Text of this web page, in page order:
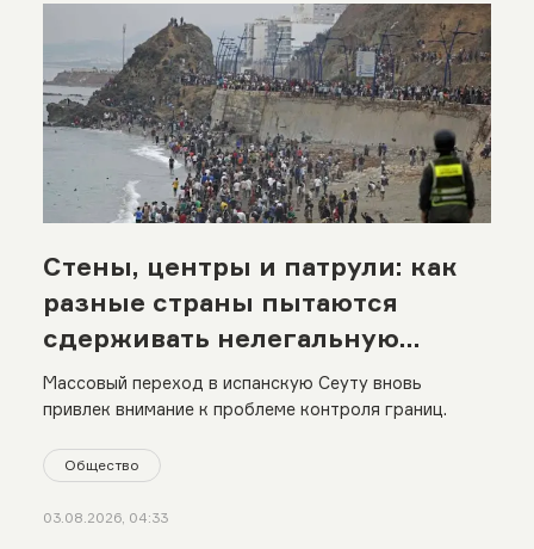
Стены, центры и патрули: как
разные страны пытаются
сдерживать нелегальную
миграцию
Массовый переход в испанскую Сеуту вновь
привлек внимание к проблеме контроля границ.
Общество
03.08.2026, 04:33